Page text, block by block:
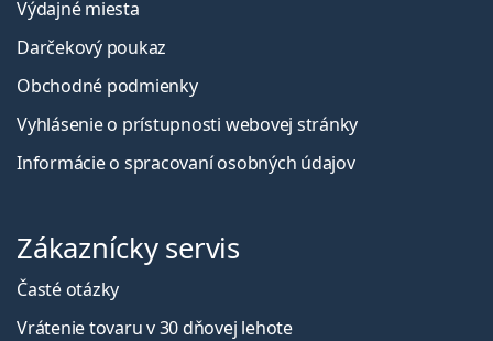
Výdajné miesta
Darčekový poukaz
Obchodné podmienky
Vyhlásenie o prístupnosti webovej stránky
Informácie o spracovaní osobných údajov
Zákaznícky servis
Časté otázky
Vrátenie tovaru v 30 dňovej lehote